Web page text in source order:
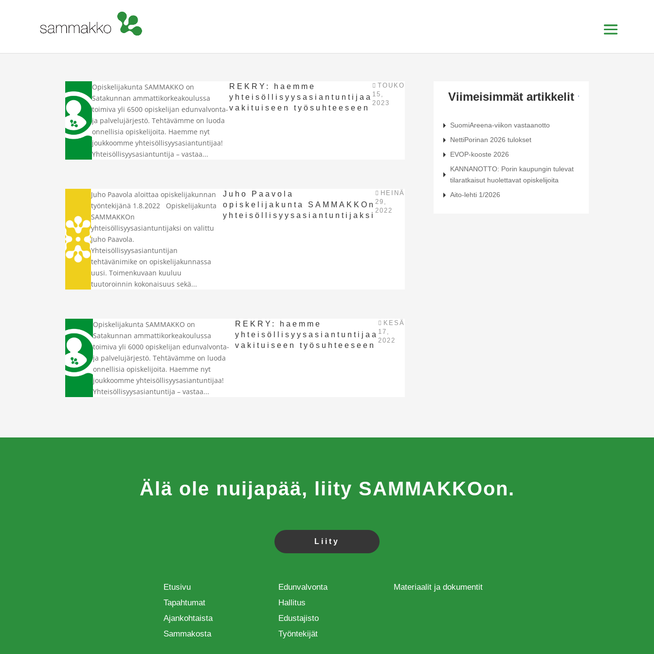
REKRY: haemme
yhteisöllisyysasiantuntijaa
vakituiseen työsuhteeseen
TOUKO
15,
2023
Opiskelijakunta SAMMAKKO on
Satakunnan ammattikorkeakoulussa
toimiva yli 6500 opiskelijan edunvalvonta-
ja palvelujärjestö. Tehtävämme on luoda
onnellisia opiskelijoita. Haemme nyt
joukkoomme yhteisöllisyysasiantuntijaa!
Yhteisöllisyysasiantuntija – vastaa...
Juho Paavola
opiskelijakunta SAMMAKKOn
yhteisöllisyysasiantuntijaksi
HEINÄ
29,
2022
Juho Paavola aloittaa opiskelijakunnan
työntekijänä 1.8.2022 Opiskelijakunta
SAMMAKKOn
yhteisöllisyysasiantuntijaksi on valittu
Juho Paavola.
Yhteisöllisyysasiantuntijan
tehtävänimike on opiskelijakunnassa
uusi. Toimenkuvaan kuuluu
tuutoroinnin kokonaisuus sekä...
REKRY: haemme
yhteisöllisyysasiantuntijaa
vakituiseen työsuhteeseen
KESÄ
17,
2022
Opiskelijakunta SAMMAKKO on
Satakunnan ammattikorkeakoulussa
toimiva yli 6000 opiskelijan edunvalvonta-
ja palvelujärjestö. Tehtävämme on luoda
onnellisia opiskelijoita. Haemme nyt
joukkoomme yhteisöllisyysasiantuntijaa!
Yhteisöllisyysasiantuntija – vastaa...
Viimeisimmät artikkelit
SuomiAreena-viikon vastaanotto
NettiPorinan 2026 tulokset
EVOP-kooste 2026
KANNANOTTO: Porin kaupungin tulevat
tilaratkaisut huolettavat opiskelijoita
Aito-lehti 1/2026
Älä ole nuijapää, liity SAMMAKKOon.
Liity
Etusivu
Tapahtumat
Ajankohtaista
Sammakosta
Edunvalvonta
Hallitus
Edustajisto
Työntekijät
Materiaalit ja dokumentit